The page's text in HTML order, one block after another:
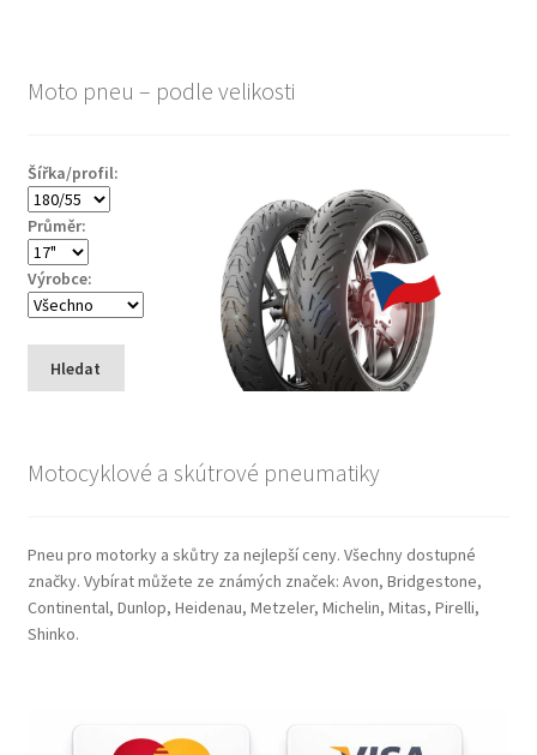
Moto pneu – podle velikosti
Šířka/profil:
Průměr:
Výrobce:
Hledat
Motocyklové a skútrové pneumatiky
Pneu pro motorky a skůtry za nejlepší ceny. Všechny dostupné
značky. Vybírat můžete ze známých značek: Avon, Bridgestone,
Continental, Dunlop, Heidenau, Metzeler, Michelin, Mitas, Pirelli,
Shinko.